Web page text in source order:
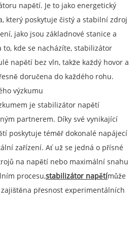
napětí. Je to jako energetický
který poskytuje čistý a stabilní zdroj
jako jsou základnové stanice a
to, kde se nacházíte, stabilizátor
napětí bez vln, takže každý hovor a
doručena do každého rohu.
výzkumu
je stabilizátor napětí
partnerem. Díky své vynikající
poskytuje téměř dokonalé napájecí
zařízení. Ať už se jedná o přísné
na napětí nebo maximální snahu
procesu,stabilizátor napětímůže
přesnost experimentálních